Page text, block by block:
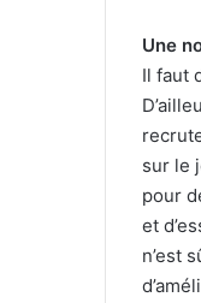
Une
Il faut
sur le
pour
et
n’est